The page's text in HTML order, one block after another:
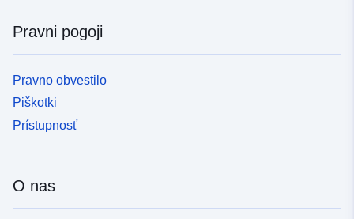
Pravni pogoji
Pravno obvestilo
Piškotki
Prístupnosť
O nas